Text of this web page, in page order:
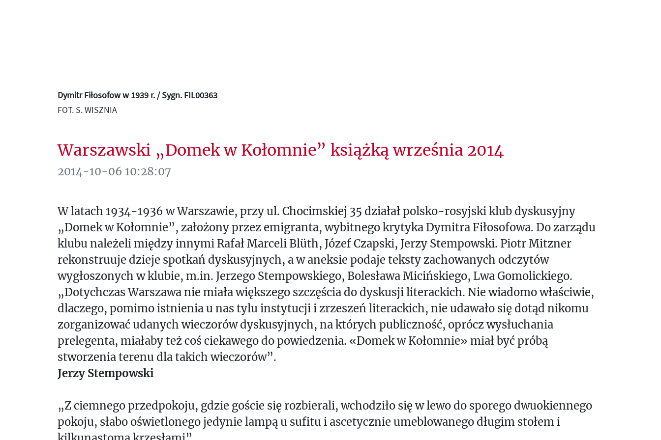
Dymitr Fiłosofow w 1939 r. / Sygn. FIL00363
FOT. S. WISZNIA
Warszawski „Domek w Kołomnie” książką września 2014
2014-10-06 10:28:07
W latach 1934-1936 w Warszawie, przy ul. Chocimskiej 35 działał polsko-rosyjski klub dyskusyjny
„Domek w Kołomnie”, założony przez emigranta, wybitnego krytyka Dymitra Fiłosofowa. Do zarządu
klubu należeli między innymi Rafał Marceli Blüth, Józef Czapski, Jerzy Stempowski. Piotr Mitzner
rekonstruuje dzieje spotkań dyskusyjnych, a w aneksie podaje teksty zachowanych odczytów
wygłoszonych w klubie, m.in. Jerzego Stempowskiego, Bolesława Micińskiego, Lwa Gomolickiego.
„Dotychczas Warszawa nie miała większego szczęścia do dyskusji literackich. Nie wiadomo właściwie,
dlaczego, pomimo istnienia u nas tylu instytucji i zrzeszeń literackich, nie udawało się dotąd nikomu
zorganizować udanych wieczorów dyskusyjnych, na których publiczność, oprócz wysłuchania
prelegenta, miałaby też coś ciekawego do powiedzenia. «Domek w Kołomnie» miał być próbą
stworzenia terenu dla takich wieczorów”.
Jerzy Stempowski
„Z ciemnego przedpokoju, gdzie goście się rozbierali, wchodziło się w lewo do sporego dwuokiennego
pokoju, słabo oświetlonego jedynie lampą u sufitu i ascetycznie umeblowanego długim stołem i